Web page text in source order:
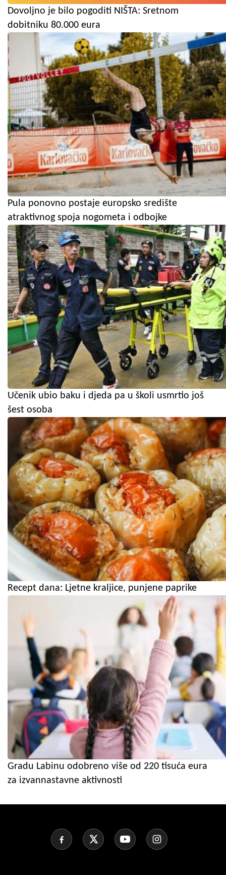
Dovoljno je bilo pogoditi NIŠTA: Sretnom
dobitniku 80.000 eura
Pula ponovno postaje europsko središte
atraktivnog spoja nogometa i odbojke
Učenik ubio baku i djeda pa u školi usmrtio još
šest osoba
Recept dana: Ljetne kraljice, punjene paprike
Gradu Labinu odobreno više od 220 tisuća eura
za izvannastavne aktivnosti